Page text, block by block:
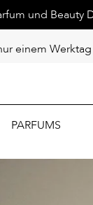
und Beauty
einem Werktag
PARFUMS